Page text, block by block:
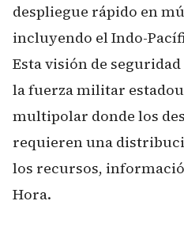
despliegue rápido en
incluyendo el Indo-
Esta visión de
la fuerza militar
multipolar donde los
requieren una
los recursos,
Hora.